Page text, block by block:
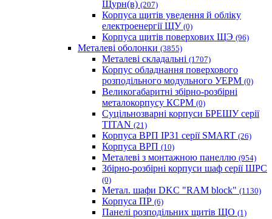
Щурн(в) (207)
Корпуса щитів уведення й обліку
електроенергії ЩУ (0)
Корпуса щитів поверхових ЩЭ (96)
Металеві оболонки (3855)
Металеві складальні (1707)
Корпус обладнання поверхового
розподільного модульного УЕРМ (0)
Великогабаритні збірно-розбірні
металокорпусу КСРМ (0)
Суцільнозварні корпуси БРЕШУ серії
TITAN (21)
Корпуса ВРП IP31 серії SMART (26)
Корпуса ВРП (10)
Металеві з монтажною панеллю (954)
Збірно-розбірні корпуси шаф серії ШРС
(0)
Метал. шафи DKC "RAM block" (1130)
Корпуса ПР (6)
Панелі розподільних щитів ЩО (1)